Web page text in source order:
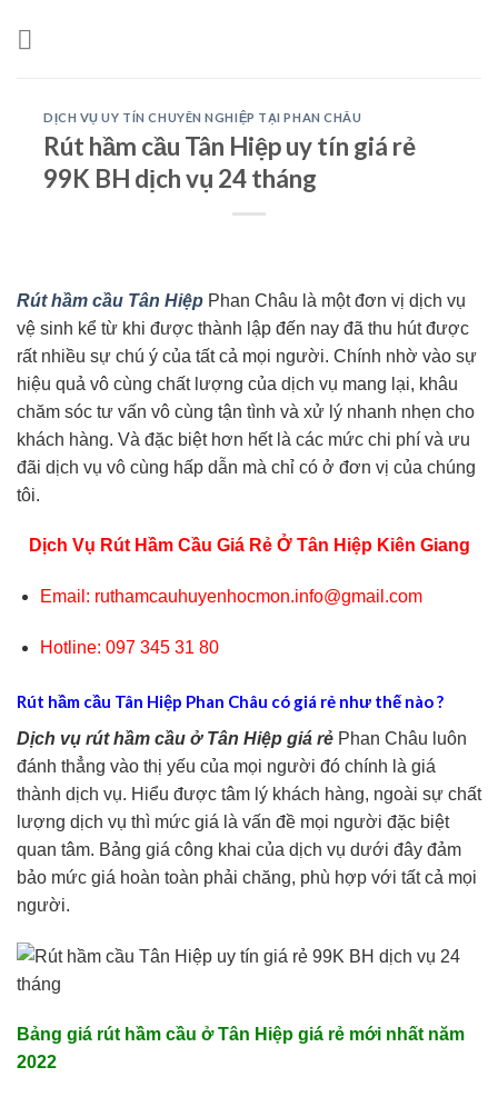
DỊCH VỤ UY TÍN CHUYÊN NGHIỆP TẠI PHAN CHÂU
Rút hầm cầu Tân Hiệp uy tín giá rẻ
99K BH dịch vụ 24 tháng
Rút hầm cầu Tân Hiệp Phan Châu là một đơn vị dịch vụ
vệ sinh kể từ khi được thành lập đến nay đã thu hút được
rất nhiều sự chú ý của tất cả mọi người. Chính nhờ vào sự
hiệu quả vô cùng chất lượng của dịch vụ mang lại, khâu
chăm sóc tư vấn vô cùng tận tình và xử lý nhanh nhẹn cho
khách hàng. Và đặc biệt hơn hết là các mức chi phí và ưu
đãi dịch vụ vô cùng hấp dẫn mà chỉ có ở đơn vị của chúng
tôi.
Dịch Vụ Rút Hầm Cầu Giá Rẻ Ở Tân Hiệp Kiên Giang
Email: ruthamcauhuyenhocmon.info@gmail.com
Hotline: 097 345 31 80
Rút hầm cầu Tân Hiệp Phan Châu có giá rẻ như thế nào ?
Dịch vụ rút hầm cầu ở Tân Hiệp giá rẻ Phan Châu luôn
đánh thẳng vào thị yếu của mọi người đó chính là giá
thành dịch vụ. Hiểu được tâm lý khách hàng, ngoài sự chất
lượng dịch vụ thì mức giá là vấn đề mọi người đặc biệt
quan tâm. Bảng giá công khai của dịch vụ dưới đây đảm
bảo mức giá hoàn toàn phải chăng, phù hợp với tất cả mọi
người.
Bảng giá rút hầm cầu ở Tân Hiệp giá rẻ mới nhất năm
2022